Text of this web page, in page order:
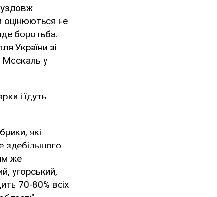
уздовж
оцінюються не
боротьба.
України зі
Москаль у
і їдуть
які
здебільшого
же
угорський,
70-80% всіх